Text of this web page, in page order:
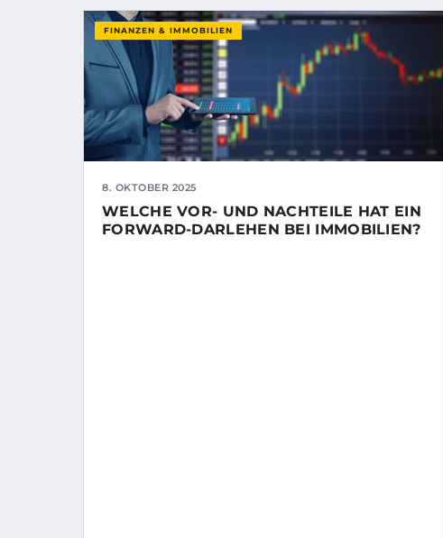
FINANZEN & IMMOBILIEN
8. OKTOBER 2025
WELCHE VOR- UND NACHTEILE HAT EIN
FORWARD-DARLEHEN BEI IMMOBILIEN?